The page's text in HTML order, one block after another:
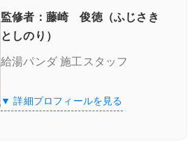
監修者：藤崎 俊徳（ふじさき
としのり）
給湯パンダ 施工スタッフ
▼ 詳細プロフィールを見る